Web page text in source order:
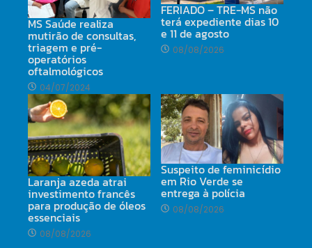
MS Saúde realiza
mutirão de consultas,
triagem e pré-
operatórios
oftalmológicos
04/07/2024
FERIADO – TRE-MS não
terá expediente dias 10
e 11 de agosto
08/08/2026
Laranja azeda atrai
investimento francês
para produção de óleos
essenciais
08/08/2026
Suspeito de feminicídio
em Rio Verde se
entrega à polícia
08/08/2026